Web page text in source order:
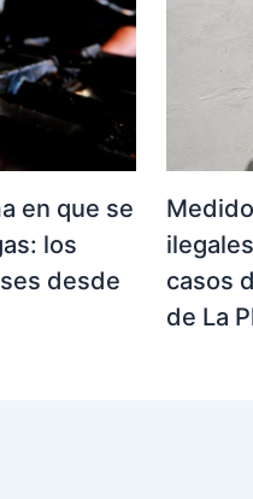
en que se
los
desde
casos
de La